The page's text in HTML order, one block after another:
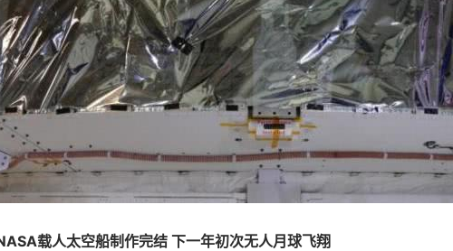
载人太空船制作完结 下一年初次无人月球飞翔